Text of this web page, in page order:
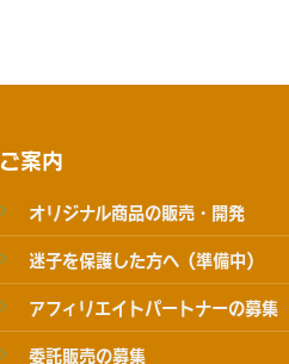
ご案内
オリジナル商品の販売・開発
迷子を保護した方へ（準備中）
アフィリエイトパートナーの募集
委託販売の募集